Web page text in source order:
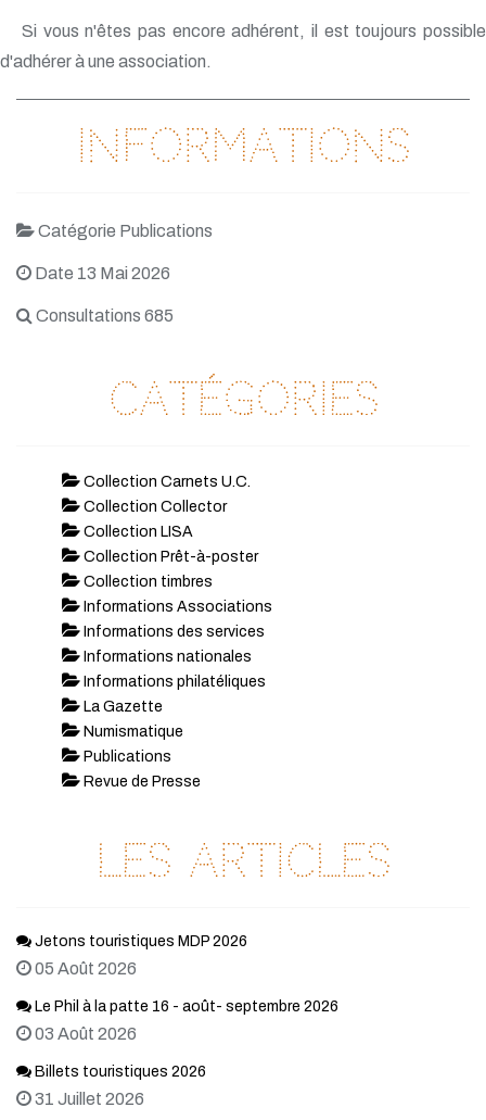
Si vous n'êtes pas encore adhérent, il est toujours possible
d'adhérer à une association.
Informations
Catégorie Publications
Date 13 Mai 2026
Consultations 685
Catégories
Collection Carnets U.C.
Collection Collector
Collection LISA
Collection Prêt-à-poster
Collection timbres
Informations Associations
Informations des services
Informations nationales
Informations philatéliques
La Gazette
Numismatique
Publications
Revue de Presse
Les articles
Jetons touristiques MDP 2026
05 Août 2026
Le Phil à la patte 16 - août- septembre 2026
03 Août 2026
Billets touristiques 2026
31 Juillet 2026